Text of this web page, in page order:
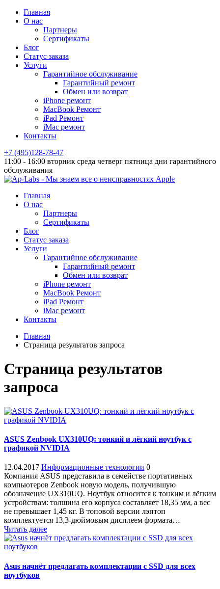
Главная
О нас
Партнеры
Сертификаты
Блог
Статус заказа
Услуги
Гарантийное обслуживание
Гарантийный ремонт
Обмен или возврат
iPhone ремонт
MacBook Ремонт
iPad Ремонт
iMac ремонт
Контакты
+7 (495)128-78-47
11:00 - 16:00 вторник среда четверг пятница дни гарантийного
обслуживания
Главная
О нас
Партнеры
Сертификаты
Блог
Статус заказа
Услуги
Гарантийное обслуживание
Гарантийный ремонт
Обмен или возврат
iPhone ремонт
MacBook Ремонт
iPad Ремонт
iMac ремонт
Контакты
Главная
Cтраница результатов запроса
Cтраница результатов
запроса
ASUS Zenbook UX310UQ: тонкий и лёгкий ноутбук с
графикой NVIDIA
12.04.2017 Информационные технологии 0
Компания ASUS представила в семействе портативных
компьютеров Zenbook новую модель, получившую
обозначение UX310UQ. Ноутбук относится к тонким и лёгким
устройствам: толщина его корпуса составляет 18,35 мм, а вес
не превышает 1,45 кг. В топовой версии лэптоп
комплектуется 13,3-дюймовым дисплеем формата…
Читать далее
Asus начнёт предлагать комплектации с SSD для всех
ноутбуков